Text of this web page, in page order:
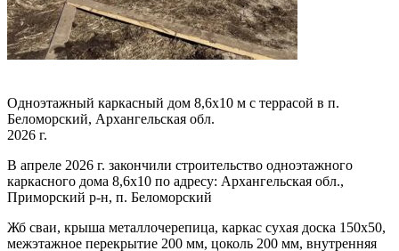
Одноэтажный каркасный дом 8,6х10 м с террасой в п.
Беломорский, Архангельская обл.
2026 г.
В апреле 2026 г. закончили строительство одноэтажного
каркасного дома 8,6х10 по адресу: Архангельская обл.,
Приморский р-н, п. Беломорский
Жб сваи, крыша металлочерепица, каркас сухая доска 150х50,
межэтажное перекрытие 200 мм, цоколь 200 мм, внутренняя